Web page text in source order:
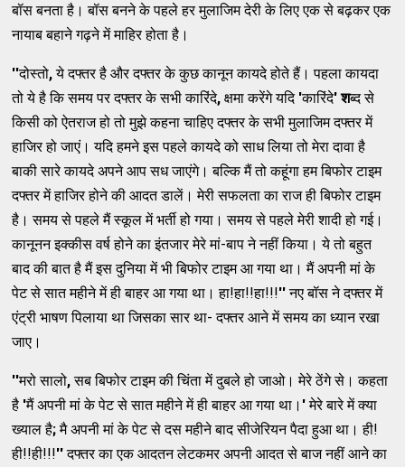
बॉस बनता है। बॉस बनने के पहले हर मुलाजिम देरी के लिए एक से बढ़कर एक
नायाब बहाने गढ़ने में माहिर होता है।
''दोस्‍तो,ये दफ्‍तर है और दफ्‍तर के कुछ कानून कायदे होते हैं। पहला कायदा
तो ये है कि समय पर दफ्‍तर के सभी कारिंदे,क्षमा करेंगे यदि 'कारिंदे' शब्‍द से
किसी को ऐतराज हो तो मुझे कहना चाहिए दफ्‍तर के सभी मुलाजिम दफ्‍तर में
हाजिर हो जाएं। यदि हमने इस पहले कायदे को साध लिया तो मेरा दावा है
बाकी सारे कायदे अपने आप सध जाएंगे। बल्‍कि मैं तो कहूंगा हम बिफोर टाइम
दफ्‍तर में हाजिर होने की आदत डालें। मेरी सफलता का राज ही बिफोर टाइम
है। समय से पहले मैं स्‍कूल में भर्ती हो गया। समय से पहले मेरी शादी हो गई।
कानूनन इक्‍कीस वर्ष होने का इंतजार मेरे मां-बाप ने नहीं किया। ये तो बहुत
बाद की बात है मैं इस दुनिया में भी बिफोर टाइम आ गया था। मैं अपनी मां के
पेट से सात महीने में ही बाहर आ गया था। हा!हा!!हा!!!''नए बॉस ने दफ्‍तर में
एंट्री भाषण पिलाया था जिसका सार था- दफ्‍तर आने में समय का ध्‍यान रखा
जाए।
''मरो सालो,सब बिफोर टाइम की चिंता में दुबले हो जाओ। मेरे ठेंगे से। कहता
है 'मैं अपनी मां के पेट से सात महीने में ही बाहर आ गया था। 'मेरे बारे में क्‍या
ख्‍याल है;मै अपनी मां के पेट से दस महीने बाद सीजेरियन पैदा हुआ था। ही!
ही!!ही!!!''दफ्‍तर का एक आदतन लेटकमर अपनी आदत से बाज नहीं आने का